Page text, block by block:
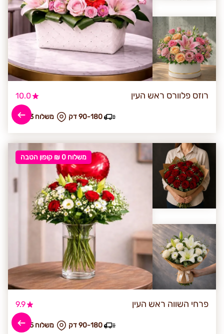
רוזס פלוורס ראש העין 10.0
₪ משלוח 33 90-180 דק
משלוח 0 ₪ קופון הטבה
פרחי השווה ראש העין 9.9
₪ משלוח 35 90-180 דק